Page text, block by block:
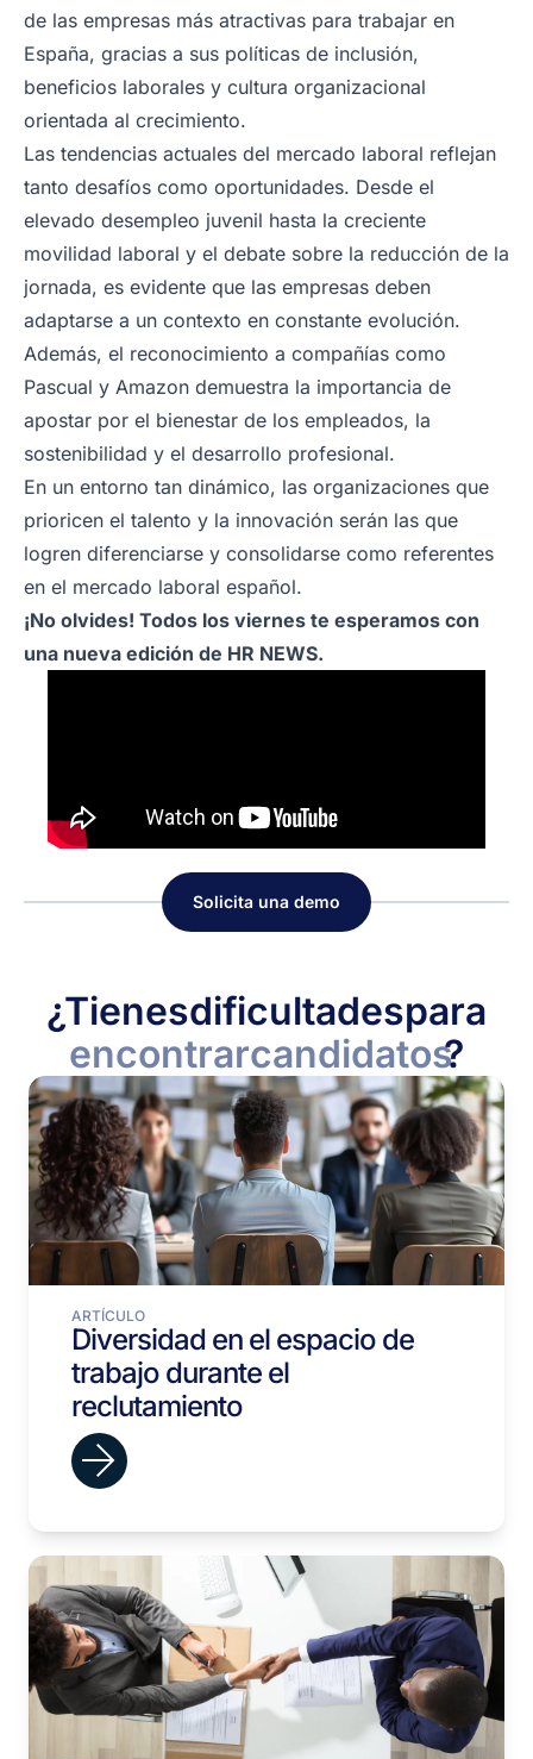
de las empresas más atractivas para trabajar en
España, gracias a sus políticas de inclusión,
beneficios laborales y cultura organizacional
orientada al crecimiento.
Las tendencias actuales del mercado laboral reflejan
tanto desafíos como oportunidades. Desde el
elevado desempleo juvenil hasta la creciente
movilidad laboral y el debate sobre la reducción de la
jornada, es evidente que las empresas deben
adaptarse a un contexto en constante evolución.
Además, el reconocimiento a compañías como
Pascual y Amazon demuestra la importancia de
apostar por el bienestar de los empleados, la
sostenibilidad y el desarrollo profesional.
En un entorno tan dinámico, las organizaciones que
prioricen el talento y la innovación serán las que
logren diferenciarse y consolidarse como referentes
en el mercado laboral español.
¡No olvides! Todos los viernes te esperamos con
una nueva edición de HR NEWS.
Solicita una demo
¿Tienesdificultadespara
encontrarcandidatos?
ARTÍCULO
Diversidad en el espacio de
trabajo durante el
reclutamiento